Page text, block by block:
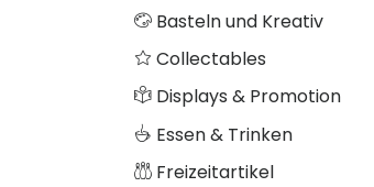
Basteln und Kreativ
Collectables
Displays & Promotion
Essen & Trinken
Freizeitartikel